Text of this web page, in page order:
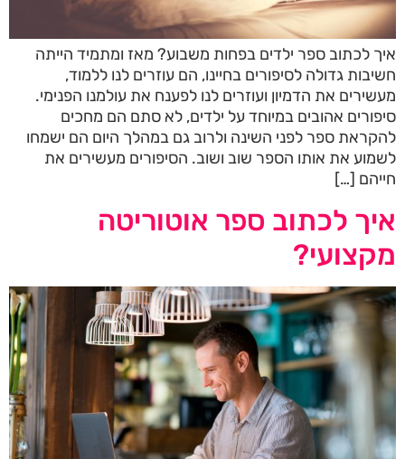
איך לכתוב ספר ילדים בפחות משבוע? מאז ומתמיד הייתה
חשיבות גדולה לסיפורים בחיינו, הם עוזרים לנו ללמוד,
מעשירים את הדמיון ועוזרים לנו לפענח את עולמנו הפנימי.
סיפורים אהובים במיוחד על ילדים, לא סתם הם מחכים
להקראת ספר לפני השינה ולרוב גם במהלך היום הם ישמחו
לשמוע את אותו הספר שוב ושוב. הסיפורים מעשירים את
חייהם […]
איך לכתוב ספר אוטוריטה
מקצועי?